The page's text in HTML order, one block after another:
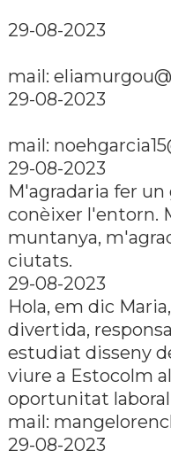
29-08-2023
mail:
29-08-2023
mail:
29-08-2023
M'agradaria fer
conèixer l'entorn.
muntanya,
ciutats.
29-08-2023
Hola, em dic
divertida,
estudiat disseny
viure a Estocolm
oportunitat
mail:
29-08-2023